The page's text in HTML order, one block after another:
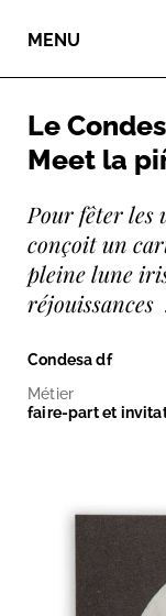
MENU
Le
Meet la
Pour fêter les
conçoit un
pleine lune
réjouissances
Condesa df
Métier
faire-part et